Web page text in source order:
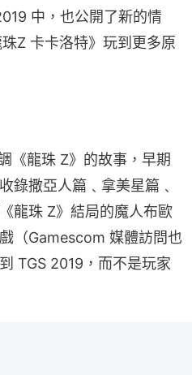
中，也公開了新的情
Z 卡卡洛特》玩到更多原
《龍珠 Z》的故事，早期
錄撒亞人篇﹑拿美星篇﹑
龍珠 Z》結局的魔人布歐
（Gamescom 媒體訪問也
TGS 2019，而不是玩家